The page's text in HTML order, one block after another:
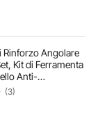
Rinforzo Angolare
Kit di Ferramenta
Anti-
di Rinforzo per
Serratura a
Rinforzo, Nero
(3)